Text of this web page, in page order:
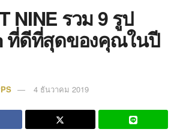
NINE รวม 9 รูป
ที่ดีที่สุดของคุณในปี
4 ธันวาคม 2019